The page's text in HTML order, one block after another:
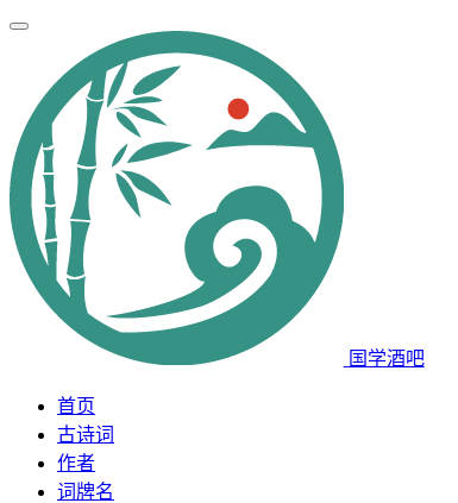
国学酒吧
首页
古诗词
作者
词牌名